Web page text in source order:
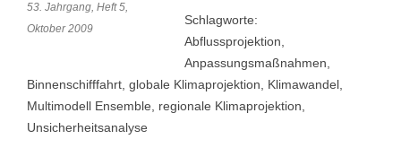
53. Jahrgang, Heft 5,
Oktober 2009
Schlagworte:
Abflussprojektion,
Anpassungsmaßnahmen,
Binnenschifffahrt, globale Klimaprojektion, Klimawandel,
Multimodell Ensemble, regionale Klimaprojektion,
Unsicherheitsanalyse